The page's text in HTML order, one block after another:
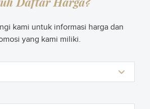
kami untuk informasi harga dan
yang kami miliki.